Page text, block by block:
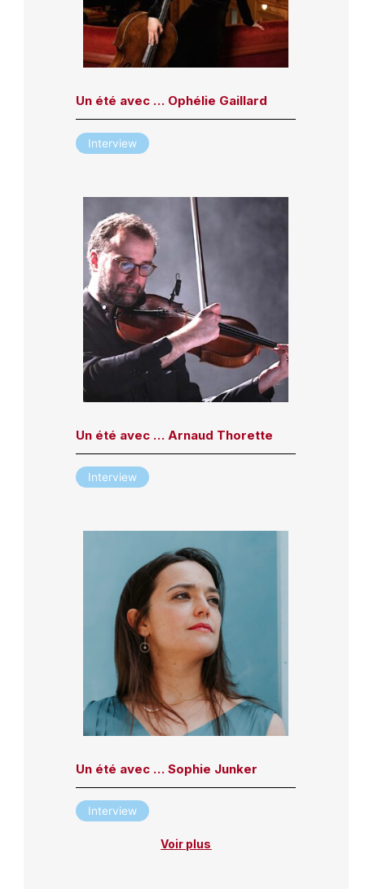
Un été avec … Ophélie Gaillard
Interview
Un été avec … Arnaud Thorette
Interview
Un été avec … Sophie Junker
Interview
Voir plus